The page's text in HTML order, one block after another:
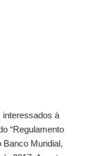
interessados à
“Regulamento
Banco Mundial,